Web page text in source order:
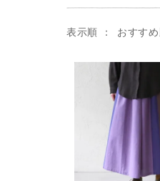
表示順 おすす